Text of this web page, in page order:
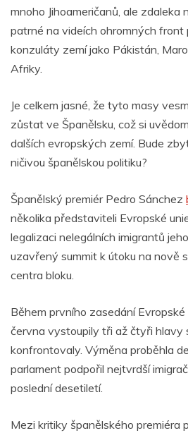
mnoho Jihoameričanů, ale zdaleka
patrné na videích ohromných front
konzuláty zemí jako Pákistán,
Afriky.
Je celkem jasné, že tyto masy
zůstat ve Španělsku, což si
dalších evropských zemí. Bude
ničivou španělskou politiku?
Španělský premiér Pedro Sánchez
několika představiteli Evropské
legalizaci nelegálních imigrantů
uzavřený summit k útoku na nově
centra bloku.
Během prvního zasedání Evropské
června vystoupily tři až čtyři hlavy
konfrontovaly. Výměna proběhla
parlament podpořil nejtvrdší
poslední desetiletí.
Mezi kritiky španělského premiéra